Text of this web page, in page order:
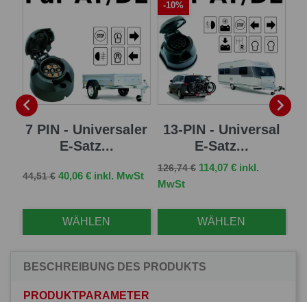

7 PIN - Universaler
E-Satz...
Verkaufspreis
44,51 € Preis
40,06 € inkl. MwSt
WÄHLEN
13-PIN - Universal
E-Satz...
Verkaufspreis
126,74 € Preis
114,07 € inkl.
MwSt
WÄHLEN
-10%

BESCHREIBUNG DES PRODUKTS
PRODUKTPARAMETER